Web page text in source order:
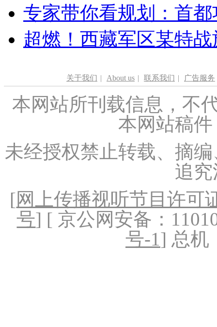
专家带你看规划：首
超燃！西藏军区某特
关于我们 | About us | 联系我们 | 广告服务
本网站所刊载信息，不
本网站稿
未经授权禁止转载、摘
追
[网上传播视听节目许可
号] [ 京公网安备：
号-1] 总机